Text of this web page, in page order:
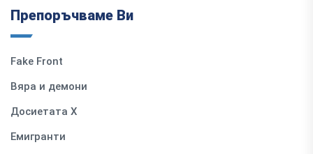
Препоръчваме Ви
Fake Front
Вяра и демони
Досиетата Х
Емигранти